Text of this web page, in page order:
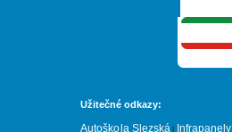
Užitečné odkazy:
Autoškola Slezská Infrapanely